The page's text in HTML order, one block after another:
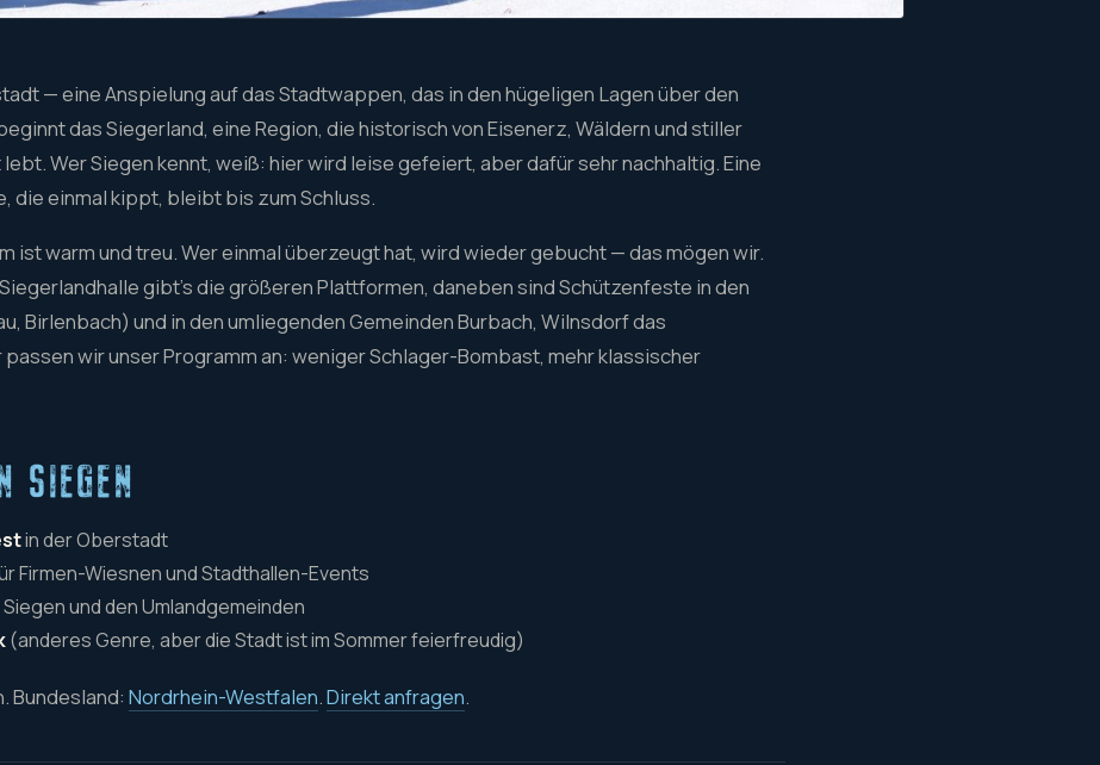
— eine Anspielung auf das Stadtwappen, das in den hügeligen Lagen über den
das Siegerland, eine Region, die historisch von Eisenerz, Wäldern und stiller
Wer Siegen kennt, weiß: hier wird leise gefeiert, aber dafür sehr nachhaltig. Eine
die einmal kippt, bleibt bis zum Schluss.
ist warm und treu. Wer einmal überzeugt hat, wird wieder gebucht — das mögen wir.
gibt's die größeren Plattformen, daneben sind Schützenfeste in den
Birlenbach) und in den umliegenden Gemeinden Burbach, Wilnsdorf das
wir unser Programm an: weniger Schlager-Bombast, mehr klassischer
SIEGEN
in der Oberstadt
Firmen-Wiesnen und Stadthallen-Events
Siegen und den Umlandgemeinden
(anderes Genre, aber die Stadt ist im Sommer feierfreudig)
Bundesland: Nordrhein-Westfalen.Direkt anfragen.